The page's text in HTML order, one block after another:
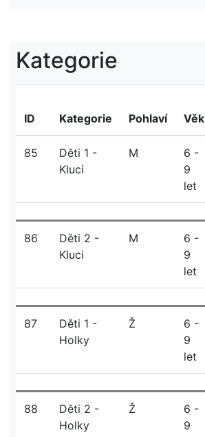
Kategorie
ID Kategorie Pohlaví Věk
85
Děti 1 -
Kluci
M
6 -
9
let
86
Děti 2 -
Kluci
M
6 -
9
let
87
Děti 1 -
Holky
Ž
6 -
9
let
88
Děti 2 -
Holky
Ž
6 -
9